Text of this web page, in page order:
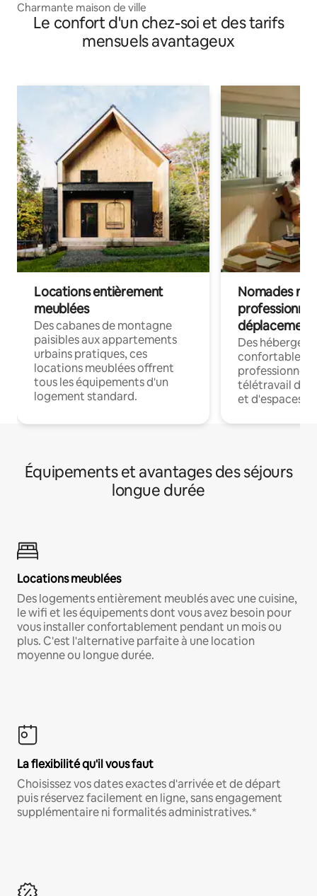
Charmante maison de ville
Le confort d'un chez-soi et des tarifs
mensuels avantageux
Locations entièrement
meublées
Des cabanes de montagne
paisibles aux appartements
urbains pratiques, ces
locations meublées offrent
tous les équipements d'un
logement standard.
Nomades
déplacement
Des
confortables
professionnels
télétravail
et d'espaces
Équipements et avantages des séjours
longue durée
Locations meublées
Des logements entièrement meublés avec une cuisine,
le wifi et les équipements dont vous avez besoin pour
vous installer confortablement pendant un mois ou
plus. C'est l'alternative parfaite à une location
moyenne ou longue durée.
La flexibilité qu'il vous faut
Choisissez vos dates exactes d'arrivée et de départ
puis réservez facilement en ligne, sans engagement
supplémentaire ni formalités administratives.*